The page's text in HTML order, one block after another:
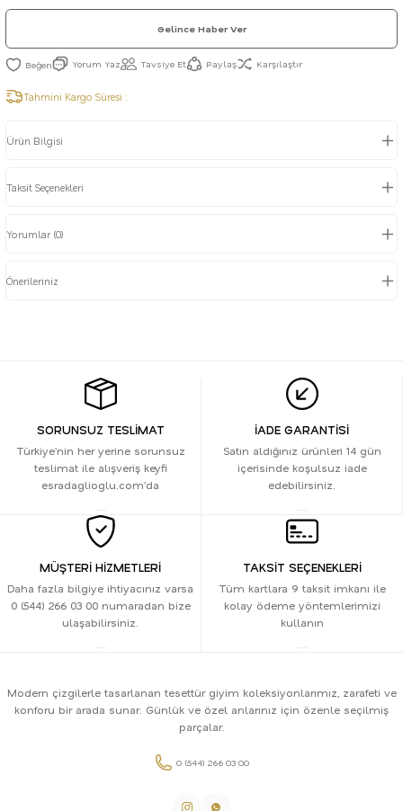
Gelince Haber Ver
Yorum Yaz Tavsiye Et Paylaş Karşılaştır
Tahmini Kargo Süresi :
Ürün Bilgisi
Taksit Seçenekleri
Yorumlar (0)
Önerileriniz
SORUNSUZ TESLİMAT
Türkiye’nin her yerine sorunsuz
teslimat ile alışveriş keyfi
esradaglioglu.com’da
İADE GARANTİSİ
Satın aldığınız ürünleri 14 gün
içerisinde koşulsuz iade
edebilirsiniz.
MÜŞTERİ HİZMETLERİ
Daha fazla bilgiye ihtiyacınız varsa
0 (544) 266 03 00 numaradan bize
ulaşabilirsiniz.
TAKSİT SEÇENEKLERİ
Tüm kartlara 9 taksit imkanı ile
kolay ödeme yöntemlerimizi
kullanın
Modern çizgilerle tasarlanan tesettür giyim koleksiyonlarımız, zarafeti ve
konforu bir arada sunar. Günlük ve özel anlarınız için özenle seçilmiş
parçalar.
0 (544) 266 03 00